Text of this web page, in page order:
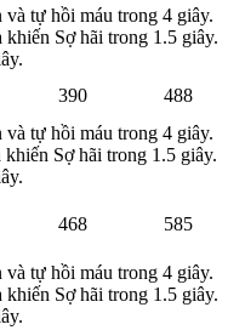
tự hồi máu trong 4 giây.
Sợ hãi trong 1.5 giây.
390
488
tự hồi máu trong 4 giây.
Sợ hãi trong 1.5 giây.
468 585
tự hồi máu trong 4 giây.
Sợ hãi trong 1.5 giây.